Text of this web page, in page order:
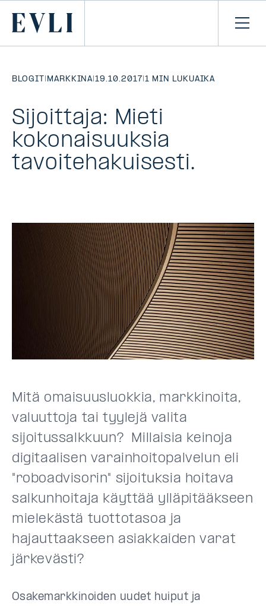
Primary
Avaa
BLOGIT | MARKKINA|19.10.2017|1 MIN LUKUAIKA
Sijoittaja: Mieti
kokonaisuuksia
tavoitehakuisesti.
Mitä omaisuusluokkia, markkinoita,
valuuttoja tai tyylejä valita
sijoitussalkkuun? Millaisia keinoja
digitaalisen varainhoitopalvelun eli
"roboadvisorin" sijoituksia hoitava
salkunhoitaja käyttää ylläpitääkseen
mielekästä tuottotasoa ja
hajauttaakseen asiakkaiden varat
järkevästi?
Osakemarkkinoiden uudet huiput ja